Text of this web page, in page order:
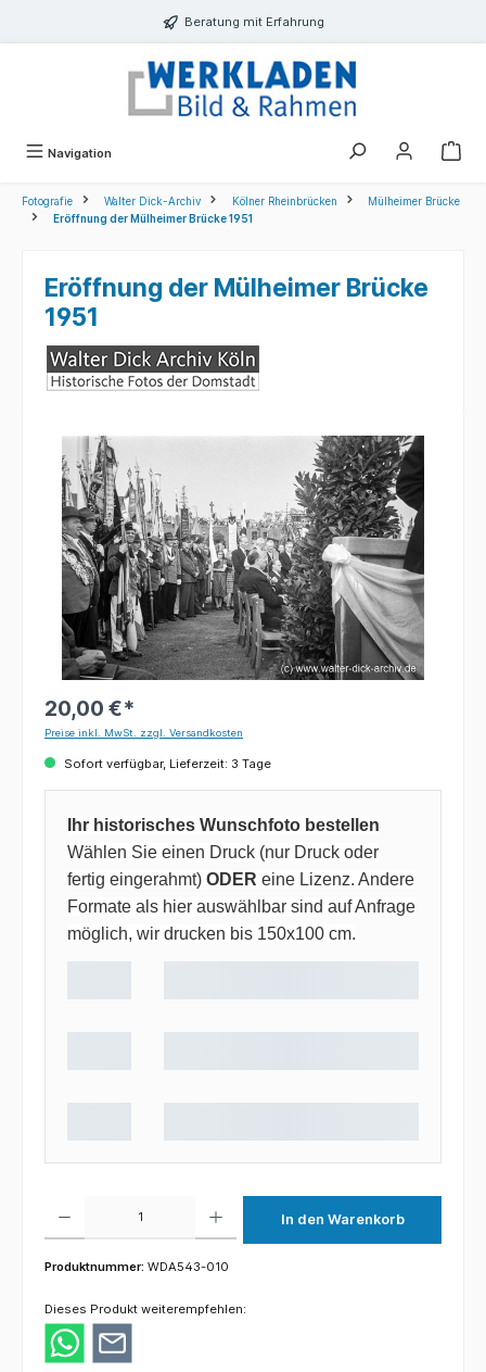
Beratung mit Erfahrung
Navigation
Fotografie Walter Dick-Archiv Kölner Rheinbrücken
Mülheimer Brücke
Eröffnung der Mülheimer Brücke 1951
Eröffnung der Mülheimer Brücke
1951
Bildergalerie überspringen
20,00 €*
Preise inkl. MwSt. zzgl. Versandkosten
Sofort verfügbar, Lieferzeit: 3 Tage
Ihr historisches Wunschfoto bestellen
Wählen Sie einen Druck (nur Druck oder
fertig eingerahmt) ODER eine Lizenz. Andere
Formate als hier auswählbar sind auf Anfrage
möglich, wir drucken bis 150x100 cm.
In den Warenkorb
Produktnummer: WDA543-010
Dieses Produkt weiterempfehlen: